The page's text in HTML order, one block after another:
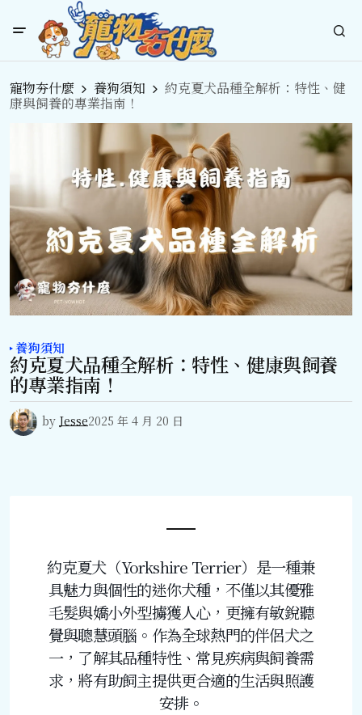
寵物夯什麼 養狗須知
約克夏犬品種全解析：特性、健
康與飼養的專業指南！
養狗須知
約克夏犬品種全解析：特性、健康與飼養
的專業指南！
by Jesse2025 年 4 月 20 日
約克夏犬（Yorkshire Terrier）是一種兼
具魅力與個性的迷你犬種，不僅以其優雅
毛髮與嬌小外型擄獲人心，更擁有敏銳聽
覺與聰慧頭腦。作為全球熱門的伴侶犬之
一，了解其品種特性、常見疾病與飼養需
求，將有助飼主提供更合適的生活與照護
安排。